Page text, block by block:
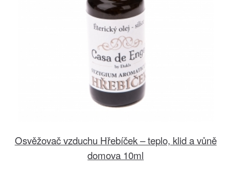
Osvěžovač vzduchu Hřebíček – teplo, klid a vůně
domova 10ml